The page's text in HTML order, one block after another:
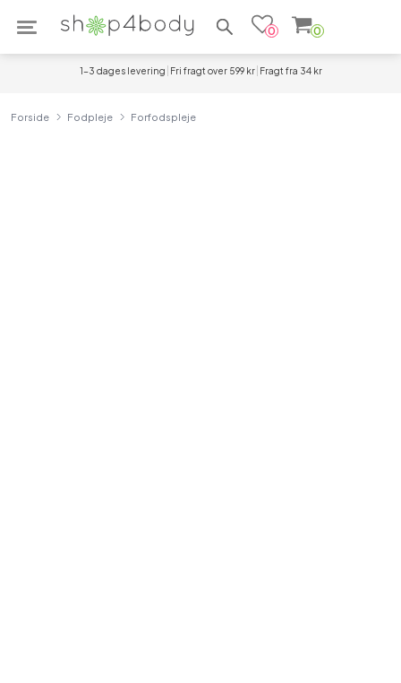
Søg efter produkter
0 0
1-3 dages levering Fri fragt over 599 kr Fragt fra 34 kr
Forside Fodpleje Forfodspleje